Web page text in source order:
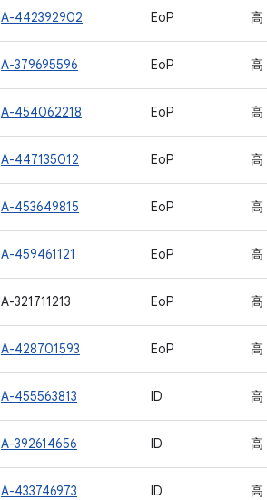
A-442392902 EoP 高
A-379695596 EoP 高
A-454062218 EoP 高
A-447135012 EoP 高
A-453649815 EoP 高
A-459461121 EoP 高
A-321711213 EoP 高
A-428701593 EoP 高
A-455563813 ID 高
A-392614656 ID 高
A-433746973 ID 高